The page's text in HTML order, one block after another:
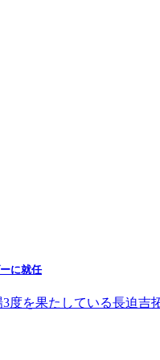
に就任
度を果たしている長迫